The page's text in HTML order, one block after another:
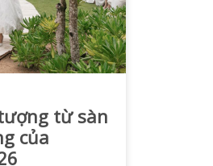
từ sàn
của